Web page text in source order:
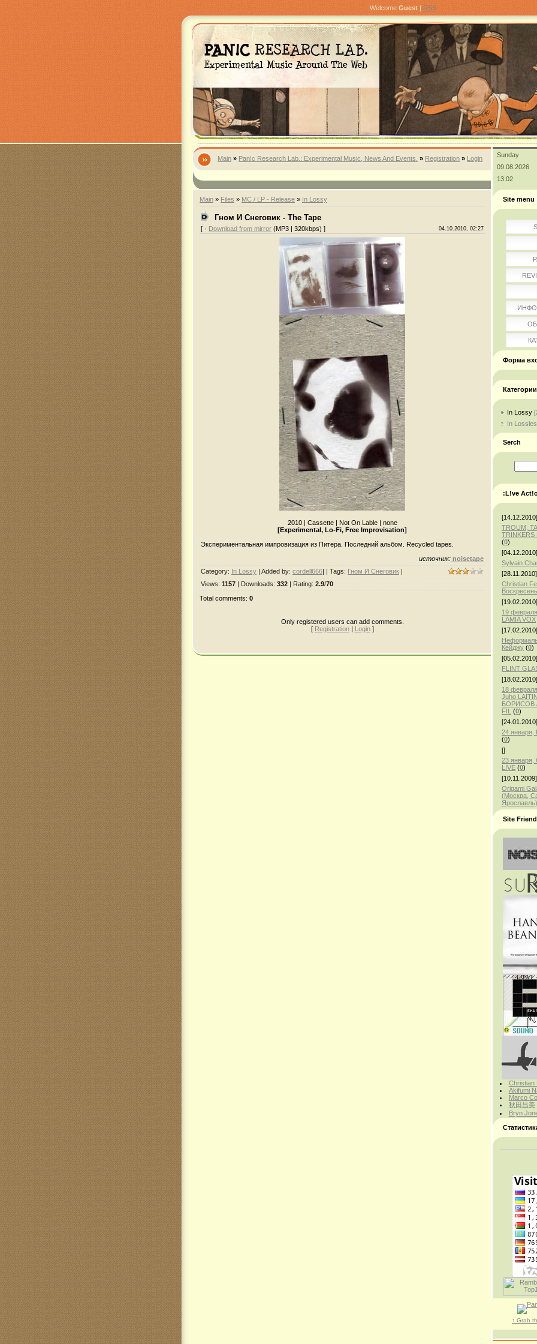
Welcome Guest| RSS
Main » Pan!c Research Lab.: Experimental Music, News And Events. » Registration » Login
Sunday
09.08.2026
13:02
Main » Files » MC / LP - Release » In Lossy
Гном И Снеговик - The Tape
[ · Download from mirror (MP3 | 320kbps) ] 04.10.2010, 02:27
2010 | Cassette | Not On Lable | none
[Experimental, Lo-Fi, Free Improvisation]
Экспериментальная импровизация из Питера. Последний альбом. Recycled tapes.
источник: noisetape
Category: In Lossy | Added by: cordell666| | Tags: Гном И Снеговик |
Views: 1157 | Downloads: 332 | Rating: 2.9/70
Total comments: 0
Only registered users can add comments.
[ Registration| Login]
Site menu
Форма
In Lossy
In
Serch
:L!ve
[14.12.2010]
TROUM,
TRINKERS
(0)
[04.12.2010]
Sylvain
[28.11.2010]
Christian
[19.02.2010]
19
LAMIA VOX
[17.02.2010]
Кейджу (0)
[05.02.2010]
FLINT
[18.02.2010]
18
Juho
БОРИСОВ
FIL (0)
[24.01.2010]
24 января,
(0)
[]
23 января,
LIVE (0)
[10.11.2009]
Origami
(Москва,
Ярославль)
Site
Christian
Akifumi
Marco
秋田昌美
Bryn
↑ Grab